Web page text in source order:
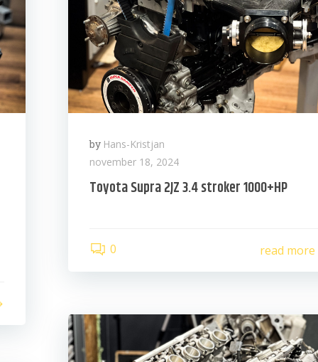
by Hans-Kristjan
november 18, 2024
Toyota Supra 2JZ 3.4 stroker 1000+HP
0 read more